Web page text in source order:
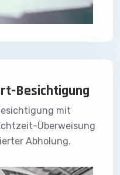
Besichtigung
mit
Überweisung
Abholung.